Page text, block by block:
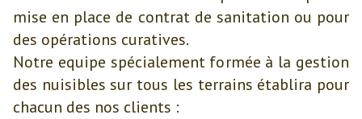
mise en place de contrat de sanitation ou pour
des opérations curatives.
Notre equipe spécialement formée à la gestion
des nuisibles sur tous les terrains établira pour
chacun des nos clients :